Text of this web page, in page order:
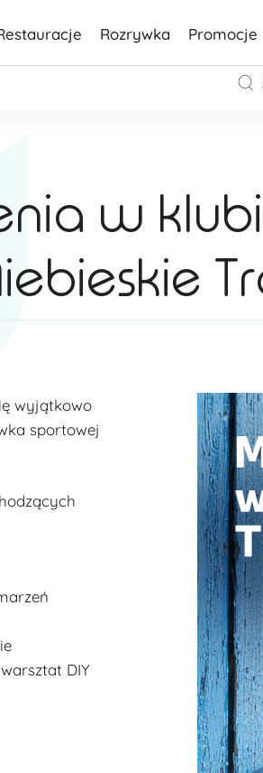
Rozrywka Promocje
w
wyjątkowo
sportowej
DIY